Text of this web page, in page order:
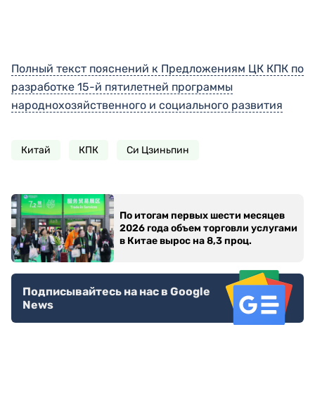
Полный текст пояснений к Предложениям ЦК КПК по
разработке 15-й пятилетней программы
народнохозяйственного и социального развития
Китай КПК Си Цзиньпин
По итогам первых шести месяцев
2026 года объем торговли услугами
в Китае вырос на 8,3 проц.
Подписывайтесь на нас в Google
News